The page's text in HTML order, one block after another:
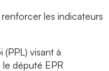
les indicateurs
visant à
député EPR